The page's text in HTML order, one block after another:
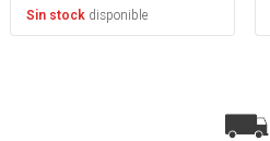
Sin stock disponible